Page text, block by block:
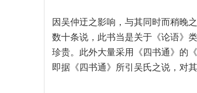
因吴仲迂之影响，与其同时而稍晚
数十条说，此书当是关于《论语》
珍贵。此外大量采用《四书通》的
即据《四书通》所引吴氏之说，对